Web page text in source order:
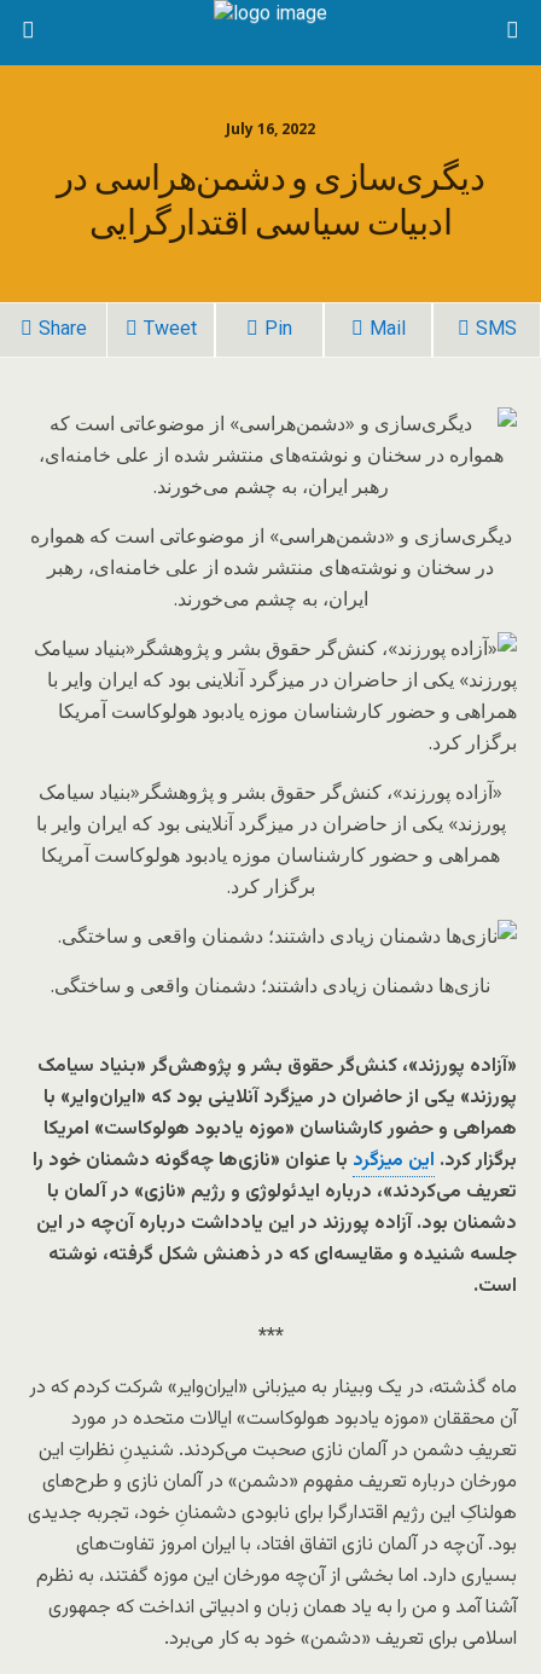
July 16, 2022
دیگری‌سازی و دشمن‌هراسی در
ادبیات سیاسی اقتدارگرایی
Share Tweet Pin Mail SMS
دیگری‌سازی و «دشمن‌هراسی» از موضوعاتی است که همواره
در سخنان و نوشته‌های منتشر شده‌ از علی خامنه‌ای، رهبر
ایران، به چشم می‌خورند.
«آزاده پورزند»، کنش‌گر حقوق بشر و پژوهشگر«بنیاد سیامک
پورزند» یکی از حاضران در میزگرد آنلاینی بود که ایران وایر با
همراهی و حضور کارشناسان موزه یادبود هولوکاست آمریکا
برگزار کرد.
نازی‌ها دشمنان زیادی داشتند؛ دشمنان واقعی و ساختگی.
«آزاده پورزند»، کنش‌گر حقوق بشر و پژوهش‌گر «بنیاد سیامک
پورزند» یکی از حاضران در میزگرد آنلاینی بود که «ایران‌وایر» با
همراهی و حضور کارشناسان «موزه یادبود هولوکاست» امریکا
برگزار کرد. این میزگرد با عنوان «نازی‌ها چه‌گونه دشمنان خود را
تعریف می‌کردند»، درباره ایدئولوژی و رژیم «نازی» در آلمان با
دشمنان بود. آزاده پورزند در این یادداشت درباره آن‌چه در این
جلسه شنیده و مقایسه‌ای که در ذهنش شکل گرفته، نوشته
است.
***
ماه گذشته، در یک وبینار به میزبانی «ایران‌وایر» شرکت کردم که در
آن محققان «موزه یادبود هولوکاست» ایالات متحده در مورد
تعریفِ دشمن در آلمان نازی صحبت می‌کردند. شنیدنِ نظراتِ این
مورخان درباره‌ تعریف مفهوم «دشمن» در آلمان نازی و طرح‌های
هولناکِ این رژیم اقتدارگرا برای نابودی دشمنانِ خود، تجربه‌ جدیدی
بود. آن‌چه در آلمان نازی اتفاق افتاد، با ایران امروز تفاوت‌های
بسیاری دارد. اما بخشی از آن‌چه مورخان این موزه گفتند، به‌ نظرم
آشنا آمد و من را به یاد همان زبان و ادبیاتی انداخت که جمهوری
اسلامی برای تعریف «دشمن» خود به‌ کار می‌برد.